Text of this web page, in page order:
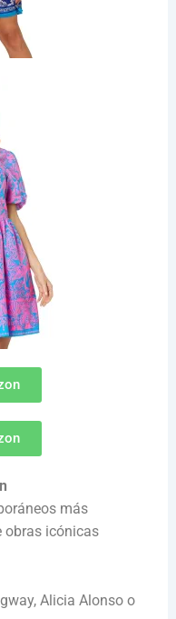
más
obras icónicas
Alicia Alonso o